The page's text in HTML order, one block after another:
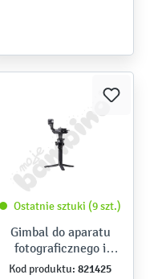
Ostatnie sztuki (9 szt.)
Gimbal do aparatu
fotograficznego i
kamery
Kod produktu: 821425